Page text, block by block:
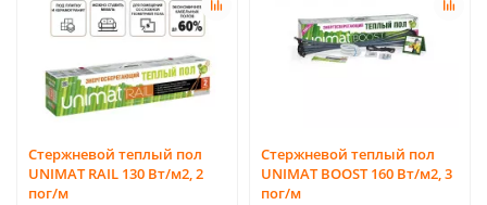
Стержневой теплый пол
UNIMAT RAIL 130 Вт/м2, 2
пог/м
Стержневой теплый пол
UNIMAT BOOST 160 Вт/м2, 3
пог/м